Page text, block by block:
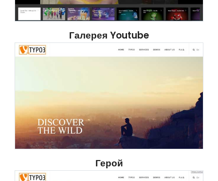
Галерея Youtube
Герой